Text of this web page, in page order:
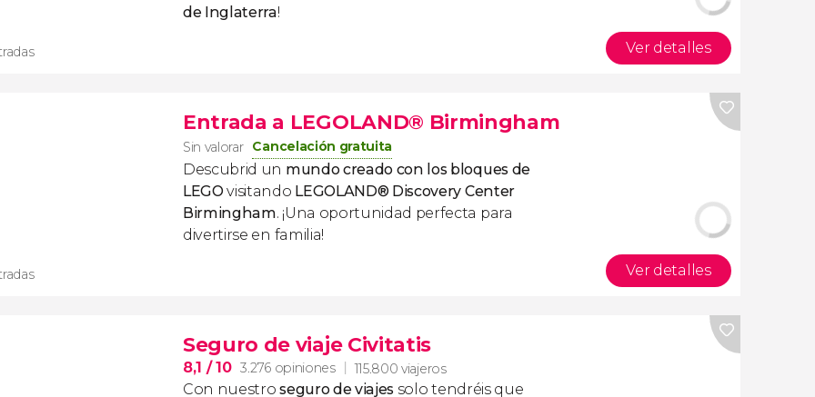
de Inglaterra!
Ver detalles
Entrada a LEGOLAND® Birmingham
Sin valorar Cancelación gratuita
Descubrid un mundo creado con los bloques de
LEGO visitando LEGOLAND® Discovery Center
Birmingham. ¡Una oportunidad perfecta para
divertirse en familia!
Ver detalles
Seguro de viaje Civitatis
8,1 / 10 3.276 opiniones 115.800 viajeros
Con nuestroseguro de viajes solo tendréis que